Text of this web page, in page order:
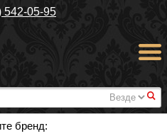
542-05-95
#
бренд: